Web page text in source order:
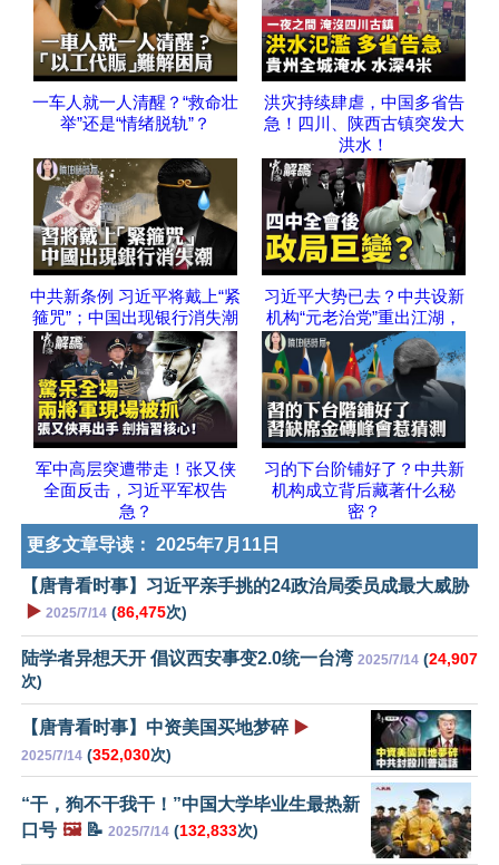
一车人就一人清醒？“救命壮
举”还是“情绪脱轨”？
洪灾持续肆虐，中国多省告
急！四川、陕西古镇突发大
洪水！
中共新条例 习近平将戴上“紧
箍咒”；中国出现银行消失潮
习近平大势已去？中共设新
机构“元老治党”重出江湖，
军中高层突遭带走！张又侠
全面反击，习近平军权告
急？
习的下台阶铺好了？中共新
机构成立背后藏著什么秘
密？
更多文章导读： 2025年7月11日
【唐青看时事】习近平亲手挑的24政治局委员成最大威胁
▶️ 2025/7/14 (86,475次)
陆学者异想天开 倡议西安事变2.0统一台湾 2025/7/14 (24,907
次)
【唐青看时事】中资美国买地梦碎 ▶️
2025/7/14 (352,030次)
“干，狗不干我干！”中国大学毕业生最热新
口号 🖼️📝 2025/7/14 (132,833次)